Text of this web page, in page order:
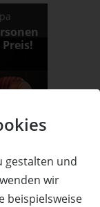
gestalten und
wir
beispielsweise
Versand:
€